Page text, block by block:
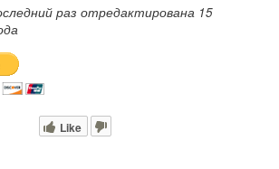
раз отредактирована 15
Like